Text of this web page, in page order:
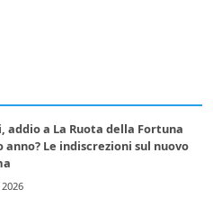
addio a La Ruota della Fortuna
anno? Le indiscrezioni sul nuovo